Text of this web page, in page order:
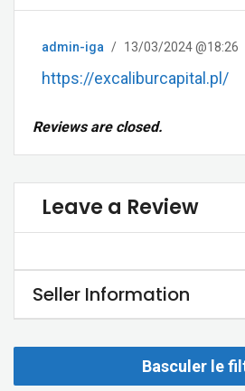
admin-iga / 13/03/2024 @18:26
https://excaliburcapital.pl/
Reviews are closed.
Leave a Review
Seller Information
Basculer le